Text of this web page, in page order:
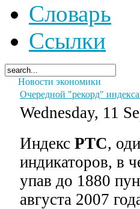
Словарь
Ссылки
Новости экономики
Очередной "рекорд"
Wednesday, 11
Индекс РТС,
индикаторов, в
упав до 1880
августа 2007